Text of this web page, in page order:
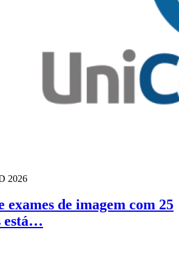
2026
exames de imagem com 25
está…